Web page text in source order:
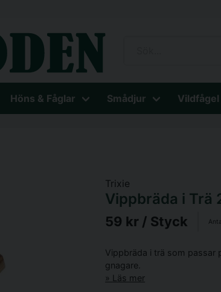
Höns & Fåglar Smådjur Vildfågel
Trixie
Vippbräda i Trä
59 kr / Styck
Vippbräda i trä som passar
gnagare.
Läs mer